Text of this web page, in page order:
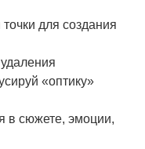
для создания
«оптику»
в сюжете, эмоции,